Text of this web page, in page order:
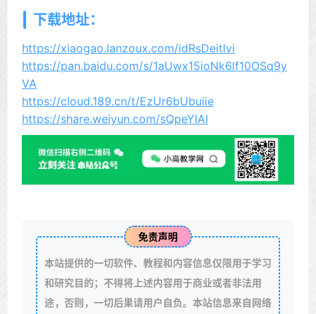
下载地址：
https://xiaogao.lanzoux.com/idRsDeitlvi
https://pan.baidu.com/s/1aUwx15ioNk6lf10OSq9y
VA
https://cloud.189.cn/t/EzUr6bUbuiie
https://share.weiyun.com/sQpeYlAI
免责声明
本站提供的一切软件、教程和内容信息仅限用于学习
和研究目的；不得将上述内容用于商业或者非法用
途，否则，一切后果请用户自负。本站信息来自网络